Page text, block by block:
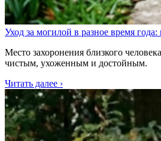
Уход за могилой в разное время
Место захоронения близкого
чистым, ухоженным и достойным.
Читать далее ›